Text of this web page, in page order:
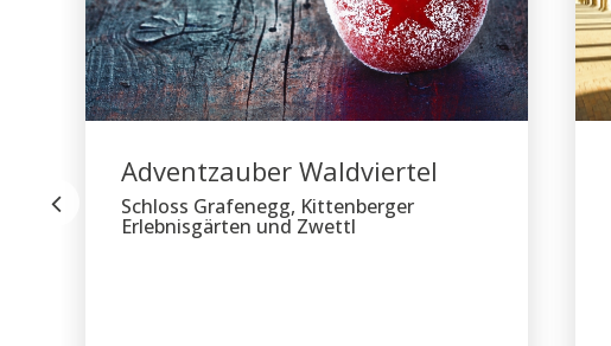
Adventzauber Waldviertel
Schloss Grafenegg, Kittenberger
Erlebnisgärten und Zwettl